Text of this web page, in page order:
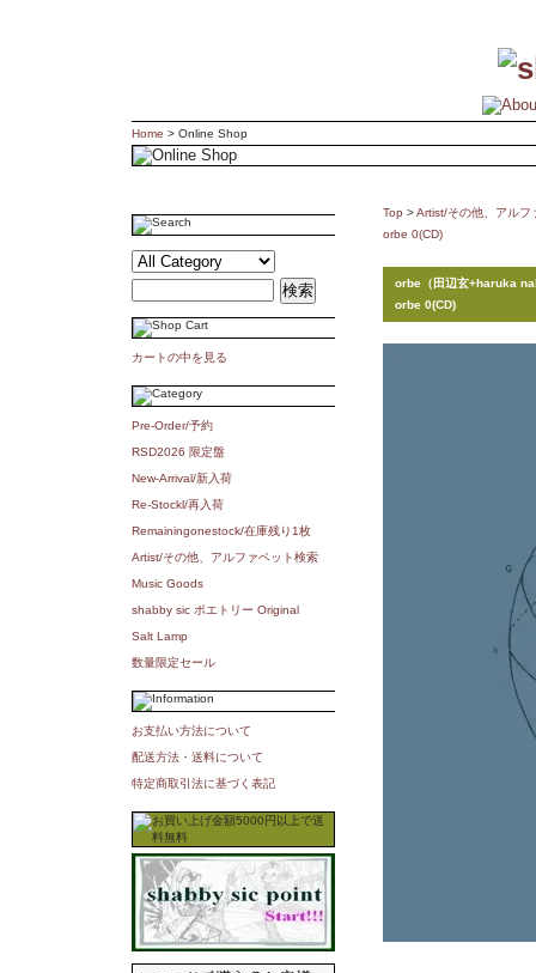
Home > Online Shop
カートの中を見る
Pre-Order/予約
RSD2026 限定盤
New-Arrival/新入荷
Re-Stockl/再入荷
Remainingonestock/在庫残り1枚
Artist/その他、アルファベット検索
Music Goods
shabby sic ポエトリー Original
Salt Lamp
数量限定セール
お支払い方法について
配送方法・送料について
特定商取引法に基づく表記
Top >Artist/その他、アルフ
orbe 0(CD)
orbe（田辺玄+haruka
orbe 0(CD)